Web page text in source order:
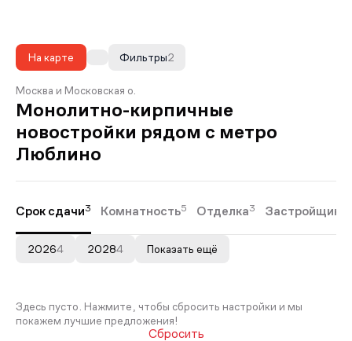
На карте 2
Фильтры
Москва и Московская о.
Монолитно-кирпичные
новостройки рядом с метро
Люблино
Срок сдачи3 Комнатность5 Отделка3 Застройщики
20264 20284 Показать ещё
Здесь пусто. Нажмите, чтобы сбросить настройки и мы
покажем лучшие предложения!
Сбросить